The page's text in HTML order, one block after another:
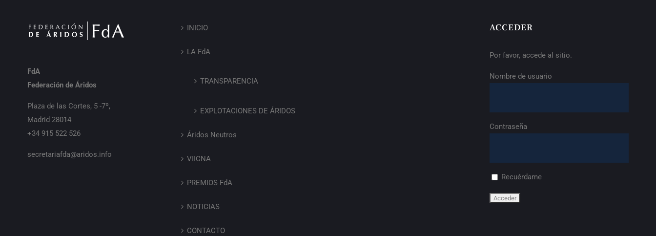
FdA
Federación de Áridos
Plaza de las Cortes, 5 -7º,
Madrid 28014
+34 915 522 526
secretariafda@aridos.info
INICIO
LA FdA
TRANSPARENCIA
EXPLOTACIONES DE ÁRIDOS
Áridos Neutros
VIICNA
PREMIOS FdA
NOTICIAS
CONTACTO
ACCEDER
Por favor, accede al sitio.
Nombre de usuario
Contraseña
Recuérdame